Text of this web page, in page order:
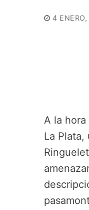
4
A la hora
La